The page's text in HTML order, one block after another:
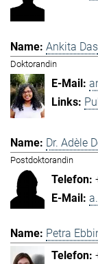
Ankita Das
Doktorandin
Dr. Adèle
Postdoktorandin
Petra